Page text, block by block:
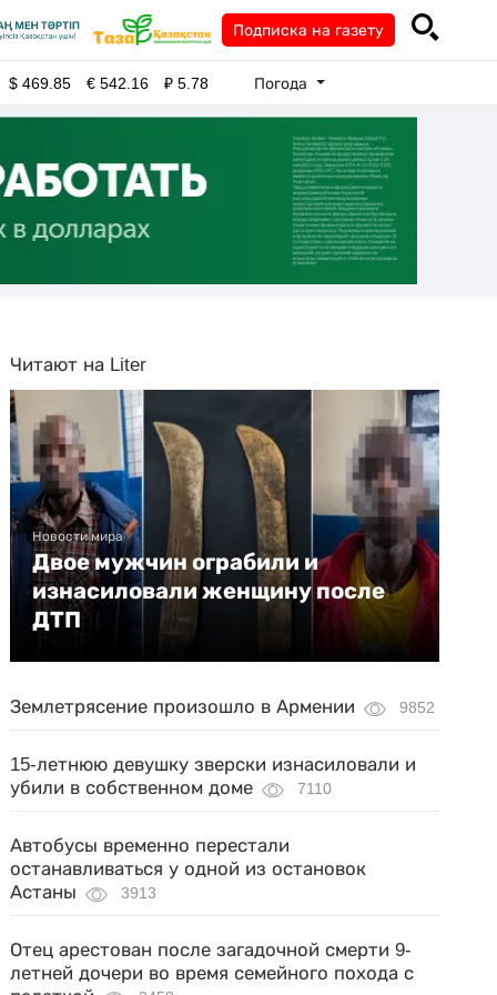
Подписка на газету
$469.85 €542.16 ₽5.78 Погода
Читают на Liter
Новости мира
Двое мужчин ограбили и
изнасиловали женщину после
ДТП
Землетрясение произошло в Армении 9852
15-летнюю девушку зверски изнасиловали и
убили в собственном доме
7110
Автобусы временно перестали
останавливаться у одной из остановок
Астаны
3913
Отец арестован после загадочной смерти 9-
летней дочери во время семейного похода с